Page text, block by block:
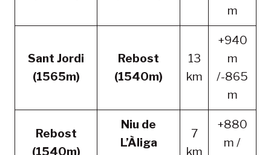
m
Sant Jordi
(1565m)
Rebost
(1540m)
13
km
+940
m
/-865
m
Rebost
(1540m)
Niu de
L’Àliga
7
km
+880
m /